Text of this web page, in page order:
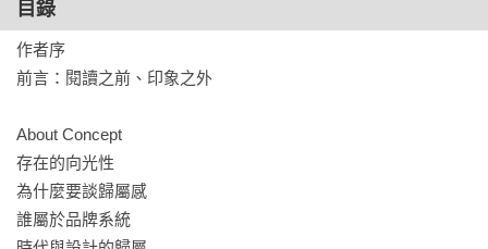
力。但美的視覺並非產品的一切，搭配一個好的概念想法和執
行方針，比口沫橫飛地說著東西品質多好、製造成本多高還管
用。
作者黃子瑀，透過實際操作過的許多設計與品牌企劃專案，並
憑藉團隊過去的經驗，彙整多年來的策略方針，抽取心法，輔
以大量圖表呈現，以淺顯易懂的方式帶領讀者理解應用，透過
有效的企劃，真正發揮設計的力量。
目錄
作者序
前言：閱讀之前、印象之外
About Concept
存在的向光性
為什麼要談歸屬感
誰屬於品牌系統